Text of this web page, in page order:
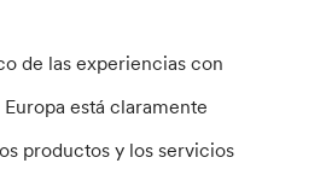
de las experiencias con
está claramente
productos y los servicios